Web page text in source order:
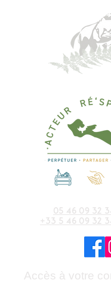
05 46 09 32
+33 5 46 09 32